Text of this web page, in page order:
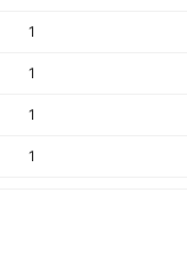
1
1
1
1